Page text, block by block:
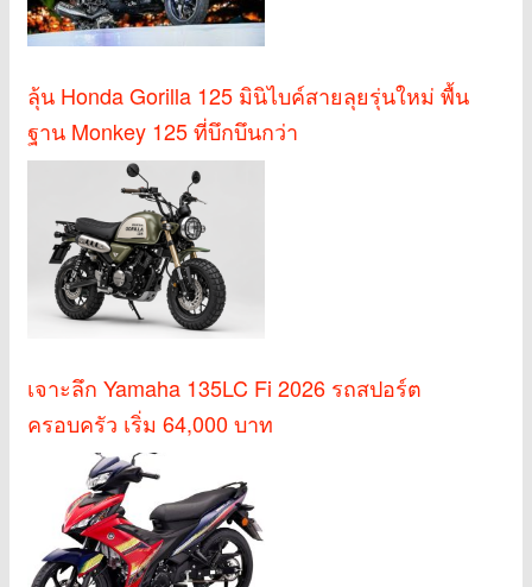
ลุ้น Honda Gorilla 125 มินิไบค์สายลุยรุ่นใหม่ พื้น
ฐาน Monkey 125 ที่บึกบึนกว่า
เจาะลึก Yamaha 135LC Fi 2026 รถสปอร์ต
ครอบครัว เริ่ม 64,000 บาท